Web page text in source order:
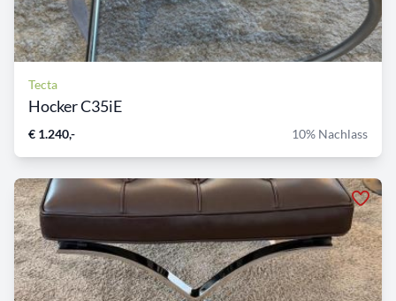
Tecta
Hocker C35iE
€ 1.240,- 10% Nachlass